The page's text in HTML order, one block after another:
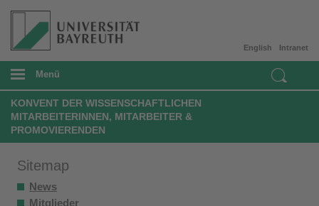
Intranet
English
Menü
KONVENT DER WISSENSCHAFTLICHEN
MITARBEITERINNEN, MITARBEITER &
PROMOVIERENDEN
Sitemap
News
Mitglieder